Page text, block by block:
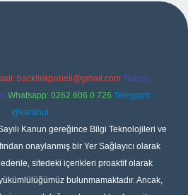
backlinkpaneli@gmail.com Teams:
Whatsapp: 0262 606 0 726 Telegram:
@karabul
Kanun gereğince Bilgi Teknolojileri ve
onaylanmış bir Yer Sağlayıcı olarak
sitedeki içerikleri proaktif olarak
bulunmamaktadır. Ancak,